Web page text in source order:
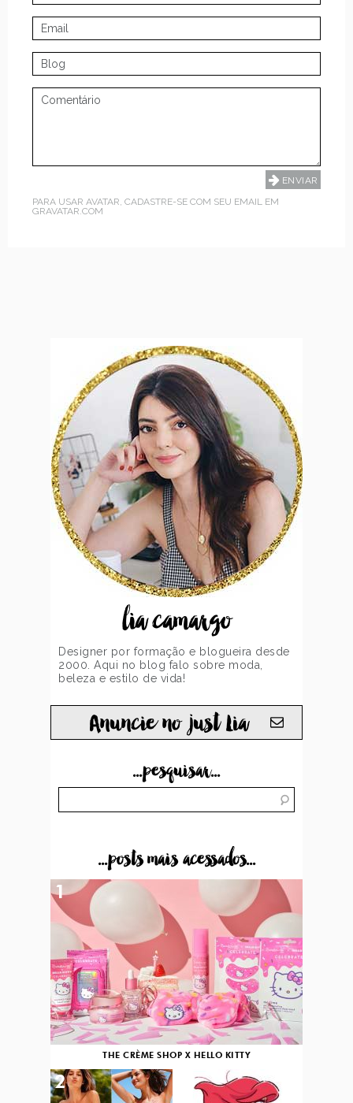
PARA USAR AVATAR, CADASTRE-SE COM SEU EMAIL EM
GRAVATAR.COM
lia camargo
Designer por formação e blogueira desde
2000. Aqui no blog falo sobre moda,
beleza e estilo de vida!
Anuncie no just Lia
...pesquisar...
...posts mais acessados...
THE CRÈME SHOP X HELLO KITTY
1
2 3